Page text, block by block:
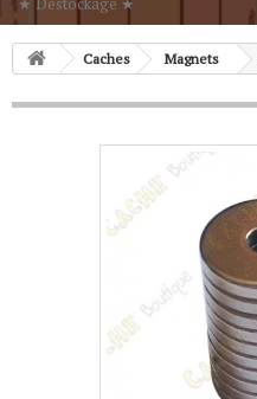
Caches Magnets